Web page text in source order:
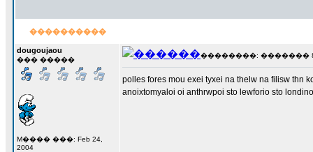
����������
dougoujaou
��� �����
M���� ���: Feb 24,
2004
��������: ������� 8
polles fores mou exei tyxei na thelw na filisw thn
anoixtomyaloi oi anthrwpoi sto lewforio sto